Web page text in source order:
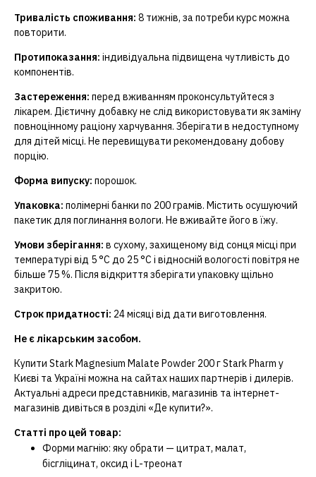
Тривалість споживання: 8 тижнів, за потреби курс можна
повторити.
Протипоказання: індивідуальна підвищена чутливість до
компонентів.
Застереження: перед вживанням проконсультуйтеся з
лікарем. Дієтичну добавку не слід використовувати як заміну
повноцінному раціону харчування. Зберігати в недоступному
для дітей місці. Не перевищувати рекомендовану добову
порцію.
Форма випуску: порошок.
Упаковка: полімерні банки по 200 грамів. Містить осушуючий
пакетик для поглинання вологи. Не вживайте його в їжу.
Умови зберігання: в сухому, захищеному від сонця місці при
температурі від 5 °С до 25 °С і відносній вологості повітря не
більше 75 %. Після відкриття зберігати упаковку щільно
закритою.
Строк придатності: 24 місяці від дати виготовлення.
Не є лікарським засобом.
Купити Stark Magnesium Malate Powder 200 г Stark Pharm у
Києві та Україні можна на сайтах наших партнерів і дилерів.
Актуальні адреси представників, магазинів та інтернет-
магазинів дивіться в розділі «Де купити?».
Статті про цей товар:
Форми магнію: яку обрати — цитрат, малат,
бісгліцинат, оксид і L-треонат